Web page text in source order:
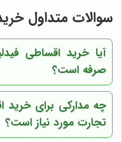
سوالات متداول
آیا خرید اقساطی
صرفه است؟
چه مدارکی برای خرید
تجارت مورد نیاز است؟